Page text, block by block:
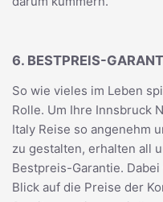
6. BESTPREIS-
So wie vieles im Leben
Rolle. Um Ihre Innsbruck
Italy Reise so angenehm
zu gestalten, erhalten all
Bestpreis-Garantie.
Blick auf die Preise der